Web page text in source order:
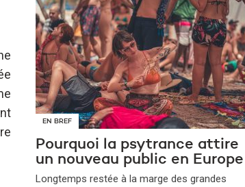
EN BREF
Pourquoi la psytrance attire
un nouveau public en Europe
​Longtemps restée à la marge des grandes